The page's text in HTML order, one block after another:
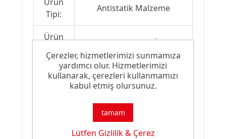
Ürün
Tipi:
Antistatik Malzeme
Ürün
Efektif Antistatik Özellik
Dosya
Türü
Linki
Çerezler, hizmetlerimizi sunmamıza
yardımcı olur. Hizmetlerimizi
kullanarak, çerezleri kullanmamızı
kabul etmiş olursunuz.
tamam
Lütfen Gizlilik & Çerez